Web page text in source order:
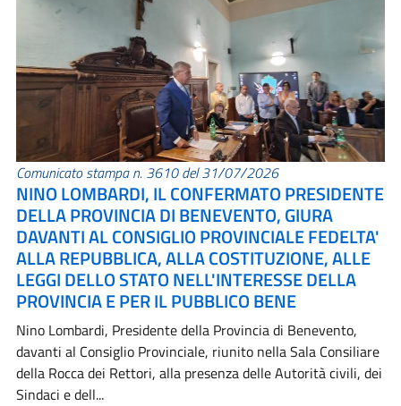
Comunicato stampa n. 3610 del 31/07/2026
NINO LOMBARDI, IL CONFERMATO PRESIDENTE
DELLA PROVINCIA DI BENEVENTO, GIURA
DAVANTI AL CONSIGLIO PROVINCIALE FEDELTA'
ALLA REPUBBLICA, ALLA COSTITUZIONE, ALLE
LEGGI DELLO STATO NELL'INTERESSE DELLA
PROVINCIA E PER IL PUBBLICO BENE
Nino Lombardi, Presidente della Provincia di Benevento,
davanti al Consiglio Provinciale, riunito nella Sala Consiliare
della Rocca dei Rettori, alla presenza delle Autorità civili, dei
Sindaci e dell...